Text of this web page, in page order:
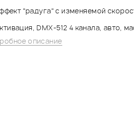
"радуга" с изменяемой
DMX-512 4 канала, авто,
описание